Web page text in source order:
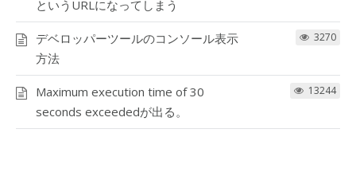
というURLになってしまう
デベロッパーツールのコンソール表示
方法
3270
Maximum execution time of 30
seconds exceededが出る。
13244